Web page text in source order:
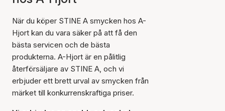
När du köper STINE A smycken hos A-
Hjort kan du vara säker på att få den
bästa servicen och de bästa
produkterna. A-Hjort är en pålitlig
återförsäljare av STINE A, och vi
erbjuder ett brett urval av smycken från
märket till konkurrenskraftiga priser.